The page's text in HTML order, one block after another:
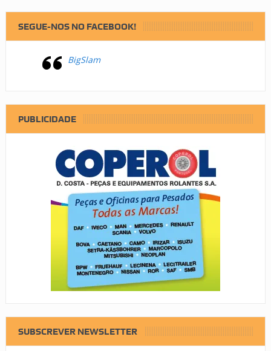
SEGUE-NOS NO FACEBOOK!
BigSlam
PUBLICIDADE
SUBSCREVER NEWSLETTER